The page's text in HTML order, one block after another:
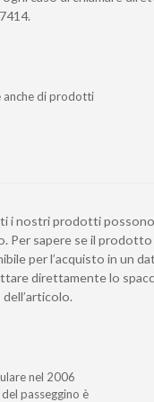
anche di prodotti
i nostri prodotti
Per sapere se il prodotto
per l’acquisto in un
direttamente lo
nel 2006
passeggino è